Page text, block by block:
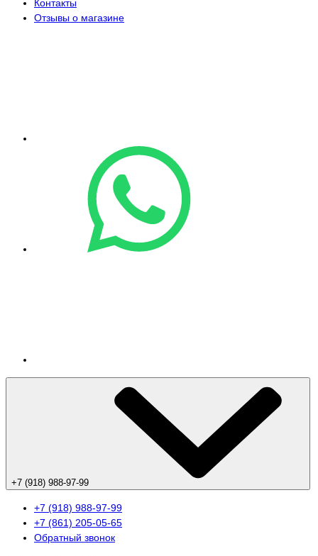
Контакты
Отзывы о магазине
+7 (918) 988-97-99
+7 (918) 988-97-99
+7 (861) 205-05-65
Обратный звонок